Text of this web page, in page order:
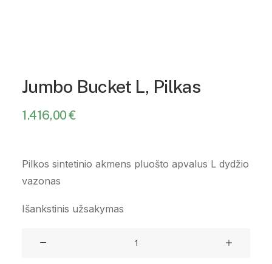
Jumbo Bucket L, Pilkas
1.416,00€
Pilkos sintetinio akmens pluošto apvalus L dydžio
vazonas
Išankstinis užsakymas